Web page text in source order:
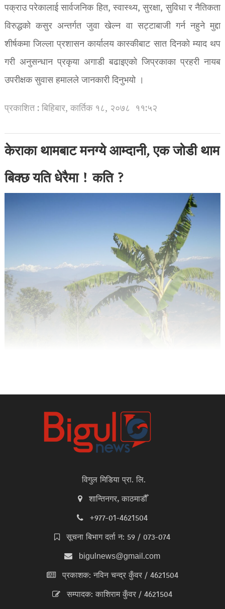
पक्राउ परेकालाई सार्वजनिक हित, स्वास्थ्य, सुरक्षा, सुविधा र नैतिकता
विरुद्धको कसुर अन्तर्गत जुवा खेल्न वा सट्टाबाजी गर्न नहुने मुद्दा
शीर्षकमा जिल्ला प्रशासन कार्यालय कास्कीबाट सात दिनको म्याद थप
गरी अनुसन्धान प्रकृया अगाडी बढाइएको जिप्रकाका प्रहरी नायब
उपरीक्षक सुवास हमालले जानकारी दिनुभयो ।
प्रकाशित : बिहिबार, कार्तिक १८, २०७८ ११:५२
केराका थामबाट मनग्ये आम्दानी, एक जोडी थाम
बिक्छ यति धेरैमा ! कति ?
विगुल मिडिया प्रा. लि.
शान्तिनगर, काठमाडौँ
+977-01-4621504
सूचना बिभाग दर्ता न: 59 / 073-074
bigulnews@gmail.com
प्रकाशक: नविन चन्द्र कुँवर / 4621504
सम्पादक: काशिराम कुँवर / 4621504